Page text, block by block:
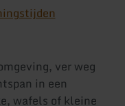
ver weg
in een
wafels of kleine